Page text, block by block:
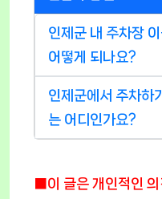
인제군 내 주차장
어떻게 되나요?
인제군에서 주차하
는 어디인가요?
■이 글은 개인적인